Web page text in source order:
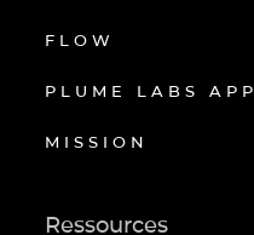
FLOW
PLUME LABS APP
MISSION
Ressources